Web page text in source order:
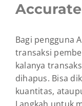
Bagi pengguna
transaksi
kalanya
dihapus. Bisa
kuantitas,